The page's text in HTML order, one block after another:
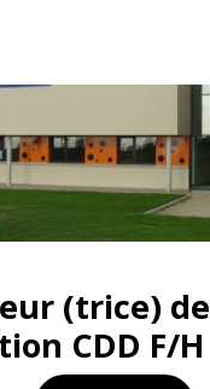
(trice) de
CDD F/H